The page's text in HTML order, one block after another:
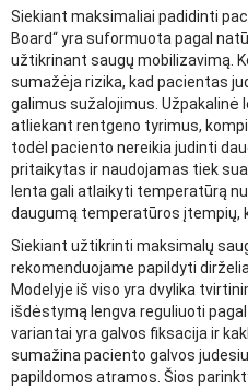
Siekiant maksimaliai padidinti
Board“ yra suformuota pagal
užtikrinant saugų mobilizavimą.
sumažėja rizika, kad pacientas
galimus sužalojimus. Užpakalinė
atliekant rentgeno tyrimus,
todėl paciento nereikia judinti
pritaikytas ir naudojamas tiek
lenta gali atlaikyti temperatūrą
daugumą temperatūros įtempių,
Siekiant užtikrinti maksimalų
rekomenduojame papildyti
Modelyje iš viso yra dvylika
išdėstymą lengva reguliuoti
variantai yra galvos fiksacija ir
sumažina paciento galvos
papildomos atramos. Šios